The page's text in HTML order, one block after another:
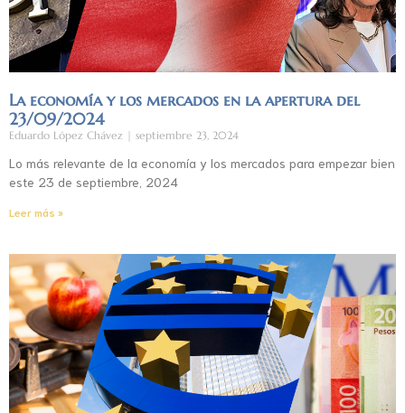
La economía y los mercados en la apertura del
23/09/2024
Eduardo López Chávez septiembre 23, 2024
Lo más relevante de la economía y los mercados para empezar bien
este 23 de septiembre, 2024
Leer más »